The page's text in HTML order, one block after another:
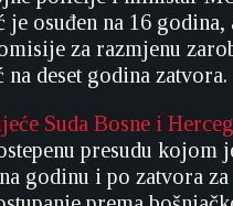
osuđen na 16 godina,
za razmjenu
deset godina zatvora.
Suda Bosne i
presudu kojom
godinu i po zatvora za